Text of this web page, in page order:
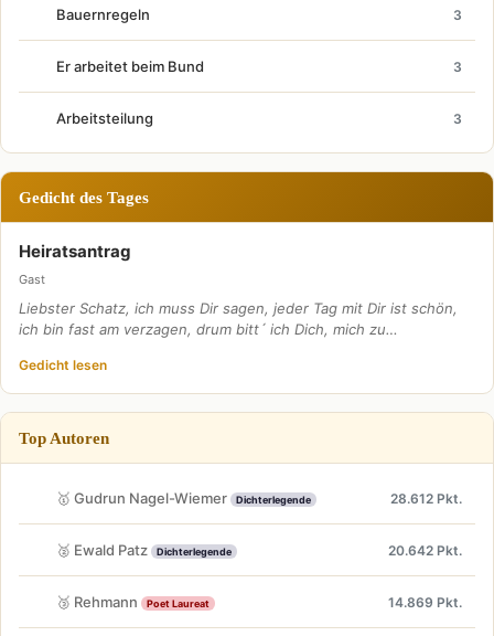
Bauernregeln 3
Er arbeitet beim Bund 3
Arbeitsteilung 3
Gedicht des Tages
Heiratsantrag
Gast
Liebster Schatz, ich muss Dir sagen, jeder Tag mit Dir ist schön,
ich bin fast am verzagen, drum bitt´ ich Dich, mich zu…
Gedicht lesen
Top Autoren
🥇 Gudrun Nagel-Wiemer Dichterlegende 28.612 Pkt.
🥈 Ewald Patz Dichterlegende 20.642 Pkt.
🥉 Rehmann Poet Laureat 14.869 Pkt.